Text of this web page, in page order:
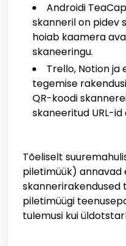
Androidi
skanneril on pidev
hoiab kaamera
skaneeringu.
Trello, Notion
tegemise
QR-koodi
skaneeritud URL-
Tõeliselt
piletimüük) annavad
skannerirakendused
piletimüügi
tulemusi kui